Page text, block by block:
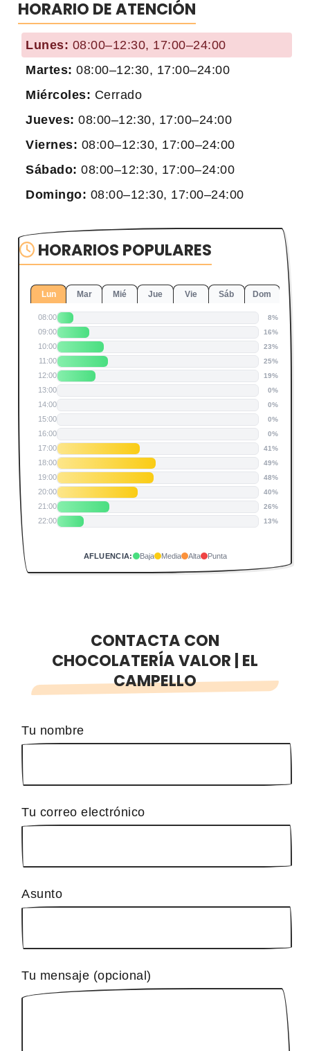
HORARIO DE ATENCIÓN
Lunes: 08:00–12:30, 17:00–24:00
Martes: 08:00–12:30, 17:00–24:00
Miércoles: Cerrado
Jueves: 08:00–12:30, 17:00–24:00
Viernes: 08:00–12:30, 17:00–24:00
Sábado: 08:00–12:30, 17:00–24:00
Domingo: 08:00–12:30, 17:00–24:00
HORARIOS POPULARES
Lun Mar Mié Jue Vie Sáb Dom
08:00 8%
09:00 16%
10:00 23%
11:00 25%
12:00 19%
13:00 0%
14:00 0%
15:00 0%
16:00 0%
17:00 41%
18:00 49%
19:00 48%
20:00 40%
21:00 26%
22:00 13%
AFLUENCIA: Baja Media Alta Punta
CONTACTA CON
CHOCOLATERÍA VALOR | EL
CAMPELLO
Tu nombre
Tu correo electrónico
Asunto
Tu mensaje (opcional)